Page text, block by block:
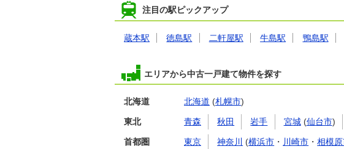
注目の駅ピックアップ
蔵本駅 徳島駅 二軒屋駅 牛島駅 鴨島駅
エリアから中古一戸建て物件を探す
北海道 北海道 (札幌市)
東北 青森 秋田 岩手 宮城(仙台市)
首都圏 東京 神奈川 (横浜市 ・ 川崎市 ・相模